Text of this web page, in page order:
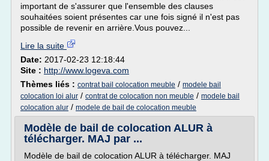
important de s'assurer que l'ensemble des clauses
souhaitées soient présentes car une fois signé il n'est pas
possible de revenir en arrière.Vous pouvez...
Lire la suite
Date: 2017-02-23 12:18:44
Site : http://www.logeva.com
Thèmes liés : contrat bail colocation meuble / modele bail
colocation loi alur / contrat de colocation non meuble / modele bail
colocation alur / modele de bail de colocation meuble
Modèle de bail de colocation ALUR à
télécharger. MAJ par ...
Modèle de bail de colocation ALUR à télécharger. MAJ